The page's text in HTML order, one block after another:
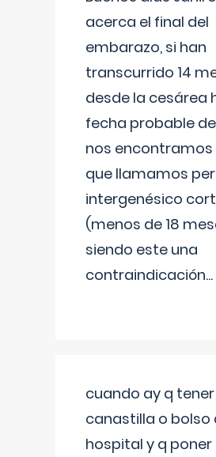
acerca el final del
embarazo, si han
transcurrido 14
desde la cesárea
fecha probable
nos encontramos
que llamamos
intergenésico
(menos de 18
siendo este una
contraindicación...
cuando ay q
canastilla o bolso
hospital y q poner